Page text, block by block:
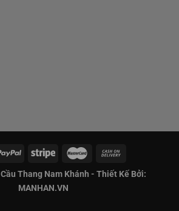
Cầu Thang Nam Khánh - Thiết Kế Bởi:
MANHAN.VN